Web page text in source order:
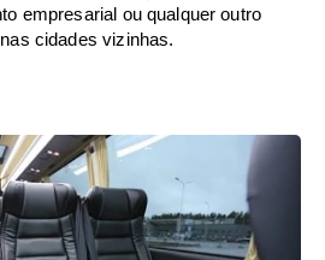
empresarial ou qualquer outro
cidades vizinhas.